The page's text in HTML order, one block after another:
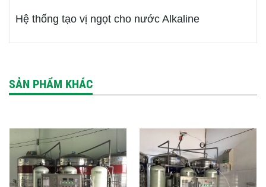
Hệ thống tạo vị ngọt cho nước Alkaline
SẢN PHẨM KHÁC